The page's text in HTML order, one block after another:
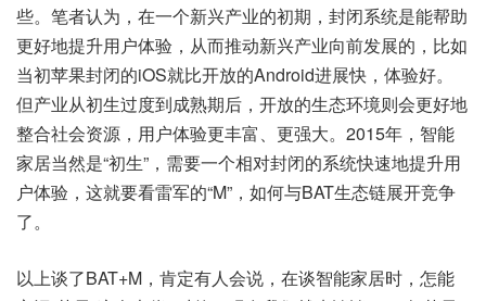
些。笔者认为，在一个新兴产业的初期，封闭系统是能帮助
更好地提升用户体验，从而推动新兴产业向前发展的，比如
当初苹果封闭的iOS就比开放的Android进展快，体验好。
但产业从初生过度到成熟期后，开放的生态环境则会更好地
整合社会资源，用户体验更丰富、更强大。2015年，智能
家居当然是“初生”，需要一个相对封闭的系统快速地提升用
户体验，这就要看雷军的“M”，如何与BAT生态链展开竞争
了。
以上谈了BAT+M，肯定有人会说，在谈智能家居时，怎能